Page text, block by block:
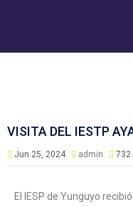
VISITA DEL IESTP
Jun 25, 2024 admin 732
El IESP de Yunguyo